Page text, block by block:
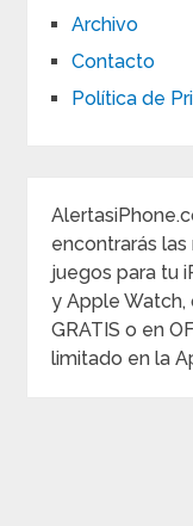
Archivo
Contacto
Política de
encontrarás
juegos para tu
y Apple Watch,
GRATIS o en
limitado en la